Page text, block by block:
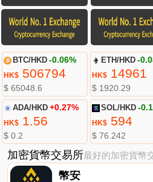
BTC/HKD -0.06%
HK$506794
$ 65048.6
ETH/HKD -
HK$ 14961
$ 1920.29
ADA/HKD +0.27%
HK$1.56
$ 0.2
SOL/HKD -
HK$ 594
$ 76.242
加密貨幣交易所最好的加密貨幣
幣安